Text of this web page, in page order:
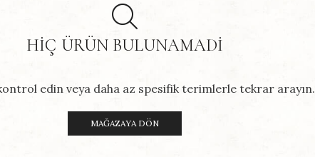
HIÇ ÜRÜN BULUNAMADI
kontrol edin veya daha az spesifik terimlerle tekrar arayın.
MAĞAZAYA DÖN